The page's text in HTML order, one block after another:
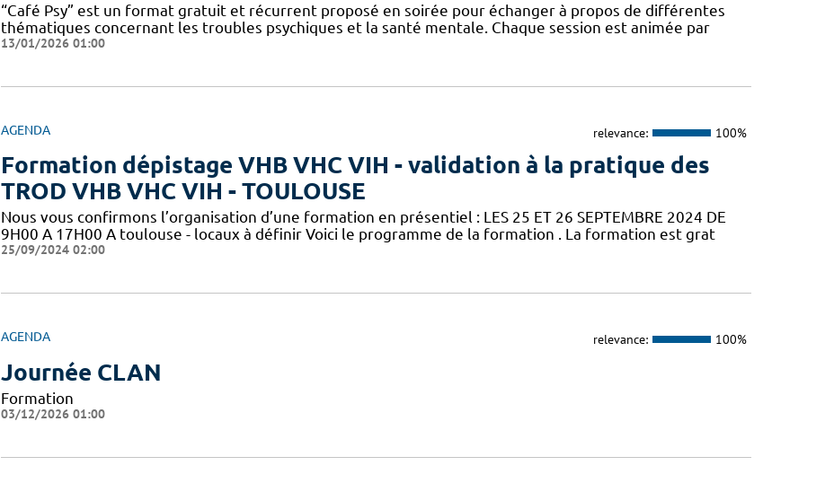
“Café Psy” est un format gratuit et récurrent proposé en soirée pour échanger à propos de différentes
thématiques concernant les troubles psychiques et la santé mentale. Chaque session est animée par
13/01/2026 01:00
AGENDA relevance: 100%
Formation dépistage VHB VHC VIH - validation à la pratique des
TROD VHB VHC VIH - TOULOUSE
Nous vous confirmons l’organisation d’une formation en présentiel : LES 25 ET 26 SEPTEMBRE 2024 DE
9H00 A 17H00 A toulouse - locaux à définir Voici le programme de la formation . La formation est grat
25/09/2024 02:00
AGENDA relevance: 100%
Journée CLAN
Formation
03/12/2026 01:00